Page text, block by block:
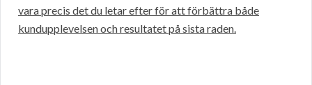
vara precis det du letar efter för att förbättra både
kundupplevelsen och resultatet på sista raden.